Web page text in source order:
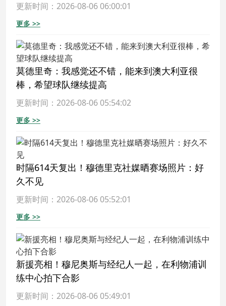
更新时间：2026-08-06 06:00:01
更多 >>
莫德里奇：我感觉还不错，能来到澳大利亚很
棒，希望球队继续提高
更新时间：2026-08-06 05:54:02
更多 >>
时隔614天复出！穆德里克社媒晒赛场照片：好
久不见
更新时间：2026-08-06 05:52:01
更多 >>
新援亮相！穆尼奥斯与经纪人一起，在利物浦训
练中心拍下合影
更新时间：2026-08-06 05:49:01